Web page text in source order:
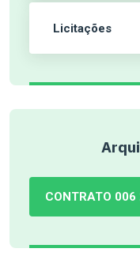
Licitações
CONTRATO 006